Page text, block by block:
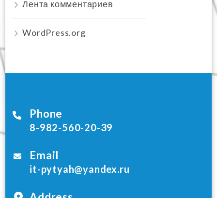
Лента комментариев
WordPress.org
Phone
8-982-560-20-39
Email
it-pytyah@yandex.ru